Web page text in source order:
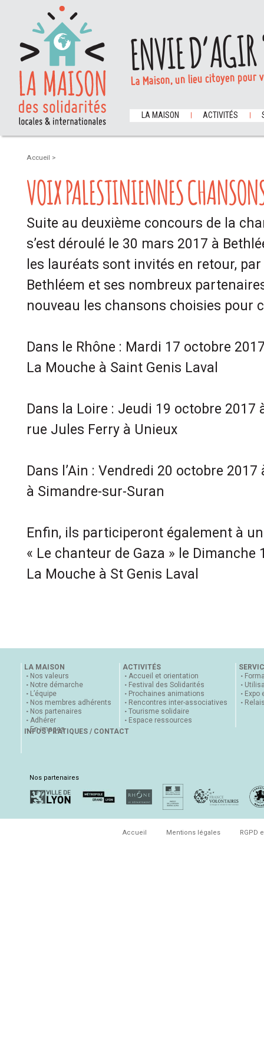
ENVIE
La Maison, un lieu citoyen
LA MAISON ACTIVITÉS
Accueil >
VOIX PALESTINIENNES
Suite au deuxième concours de la
s’est déroulé le 30 mars 2017 à
les lauréats sont invités en retour,
Bethléem et ses nombreux
nouveau les chansons choisies pour
Dans le Rhône : Mardi 17 octobre
La Mouche à Saint Genis Laval
Dans la Loire : Jeudi 19 octobre 2017
rue Jules Ferry à Unieux
Dans l’Ain : Vendredi 20 octobre
à Simandre-sur-Suran
Enfin, ils participeront également à
« Le chanteur de Gaza » le Dimanche
La Mouche à St Genis Laval
LA MAISON
Nos valeurs
Notre démarche
L’équipe
Nos membres adhérents
Nos partenaires
Adhérer
En images
ACTIVITÉS
Accueil et orientation
Festival des Solidarités
Prochaines animations
Rencontres inter-associatives
Tourisme solidaire
Espace ressources
Expo
INFOS PRATIQUES / CONTACT
Nos partenaires
Accueil Mentions légales RGPD